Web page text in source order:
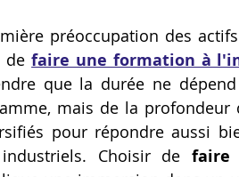
Formation 3D en ligne.
PLA Service administratif en
préoccupation des
de faire une formation à
que la durée ne
mais de la profondeur
pour répondre aussi
Choisir de faire